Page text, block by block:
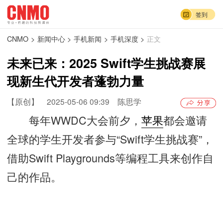
签到
CNMO > 新闻中心 > 手机新闻 > 手机深度 > 正文
未来已来：2025 Swift学生挑战赛展
现新生代开发者蓬勃力量
【原创】 2025-05-06 09:39 陈思学
每年WWDC大会前夕，苹果都会邀请
全球的学生开发者参与“Swift学生挑战赛”，
借助Swift Playgrounds等编程工具来创作自
己的作品。